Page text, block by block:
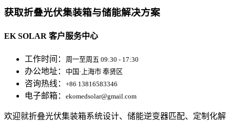
获取折叠光伏集装箱与储能解决方案
EK SOLAR 客户服务中心
工作时间： 周一至周五 09:30 - 17:30
办公地址： 中国·上海市 奉贤区
咨询热线： +86 13816583346
电子邮箱： ekomedsolar@gmail.com
欢迎就折叠光伏集装箱系统设计、储能逆变器匹配、定制化解